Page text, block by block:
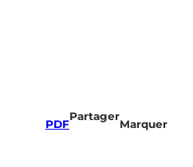
PDF
Partager
Marquer